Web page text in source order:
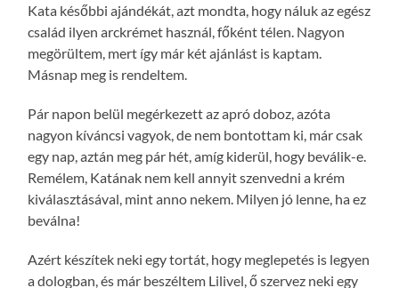
Kata későbbi ajándékát, azt mondta, hogy náluk az egész
család ilyen arckrémet használ, főként télen. Nagyon
megörültem, mert így már két ajánlást is kaptam.
Másnap meg is rendeltem.
Pár napon belül megérkezett az apró doboz, azóta
nagyon kíváncsi vagyok, de nem bontottam ki, már csak
egy nap, aztán meg pár hét, amíg kiderül, hogy beválik-e.
Remélem, Katának nem kell annyit szenvedni a krém
kiválasztásával, mint anno nekem. Milyen jó lenne, ha ez
beválna!
Azért készítek neki egy tortát, hogy meglepetés is legyen
a dologban, és már beszéltem Lilivel, ő szervez neki egy